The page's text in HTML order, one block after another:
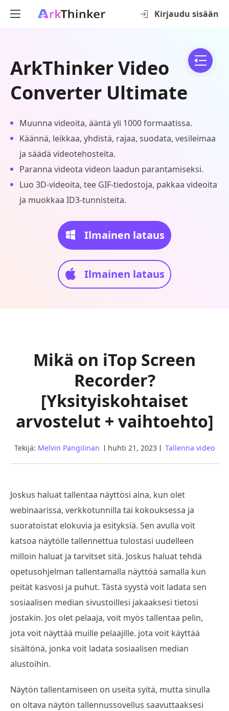
Kirjaudu sisään
ArkThinker Video
Converter Ultimate
Muunna videoita, ääntä yli 1000 formaatissa.
Käännä, leikkaa, yhdistä, rajaa, suodata, vesileimaa
ja säädä videotehosteita.
Paranna videota videon laadun parantamiseksi.
Luo 3D-videoita, tee GIF-tiedostoja, pakkaa videoita
ja muokkaa ID3-tunnisteita.
Ilmainen lataus
Ilmainen lataus
Mikä on iTop Screen
Recorder?
[Yksityiskohtaiset
arvostelut + vaihtoehto]
Tekijä: Melvin Pangilinan huhti 21, 2023 Tallenna video
Joskus haluat tallentaa näyttösi aina, kun olet
webinaarissa, verkkotunnilla tai kokouksessa ja
suoratoistat elokuvia ja esityksiä. Sen avulla voit
katsoa näytölle tallennettua tulostasi uudelleen
milloin haluat ja tarvitset sitä. Joskus haluat tehdä
opetusohjelman tallentamalla näyttöä samalla kun
peität kasvosi ja puhut. Tästä syystä voit ladata sen
sosiaalisen median sivustoillesi jakaaksesi tietosi
jostakin. Jos olet pelaaja, voit myös tallentaa pelin,
jota voit näyttää muille pelaajille. jota voit käyttää
sisältönä, jonka voit ladata sosiaalisen median
alustoihin.
Näytön tallentamiseen on useita syitä, mutta sinulla
on oltava näytön tallennussovellus saavuttaaksesi